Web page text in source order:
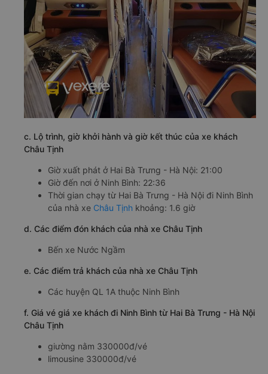
c. Lộ trình, giờ khởi hành và giờ kết thúc của xe khách
Châu Tịnh
Giờ xuất phát ở Hai Bà Trưng - Hà Nội: 21:00
Giờ đến nơi ở Ninh Bình: 22:36
Thời gian chạy từ Hai Bà Trưng - Hà Nội đi Ninh Bình
của nhà xe Châu Tịnh khoảng: 1.6 giờ
d. Các điểm đón khách của nhà xe Châu Tịnh
Bến xe Nước Ngầm
e. Các điểm trả khách của nhà xe Châu Tịnh
Các huyện QL 1A thuộc Ninh Bình
f. Giá vé giá xe khách đi Ninh Bình từ Hai Bà Trưng - Hà Nội
Châu Tịnh
giường nằm 330000đ/vé
limousine 330000đ/vé